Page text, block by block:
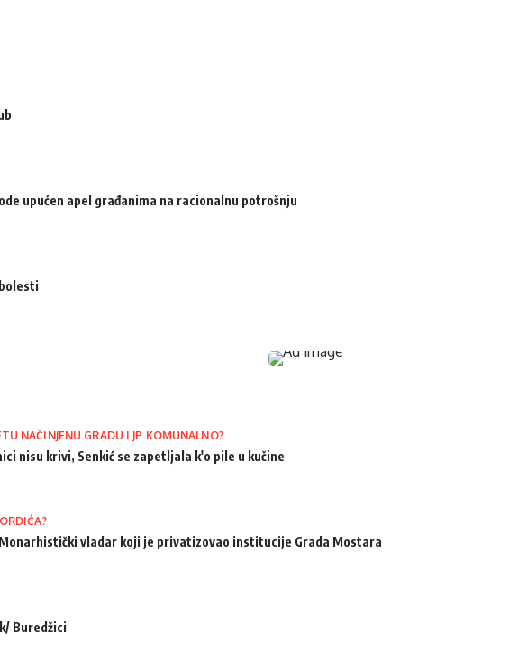
upućen apel građanima na racionalnu potrošnju
NAČINJENU GRADU I JP KOMUNALNO?
nisu krivi, Senkić se zapetljala k'o pile u kučine
vladar koji je privatizovao institucije Grada Mostara
Buredžici